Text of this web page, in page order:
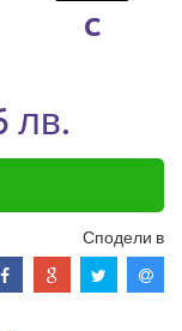
C
лв.
Сподели в